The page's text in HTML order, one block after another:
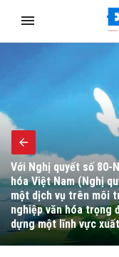
Bộ trưởng Bộ Tài
thiện thể chế, cải
vướng mắc cho người
đầu tư công.